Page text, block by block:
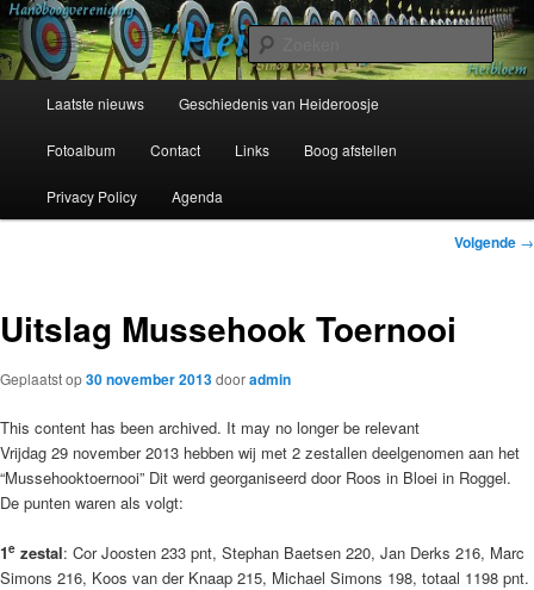
Spring
naar
de
primaireHandboogvereniging Heideroosje
Heibloem
Sinds 1954
Laatste nieuws Geschiedenis van Heideroosje
Fotoalbum Contact Links Boog afstellen
Privacy Policy Agenda
Bericht
Volgende →
Uitslag Mussehook Toernooi
Geplaatst op30 november 2013dooradmin
This content has been archived. It may no longer be relevant
Vrijdag 29 november 2013 hebben wij met 2 zestallen deelgenomen aan het
“Mussehooktoernooi” Dit werd georganiseerd door Roos in Bloei in Roggel.
De punten waren als volgt:
1e zestal: Cor Joosten 233 pnt, Stephan Baetsen 220, Jan Derks 216, Marc
Simons 216, Koos van der Knaap 215, Michael Simons 198, totaal 1198 pnt.